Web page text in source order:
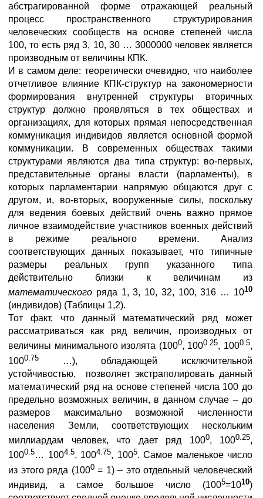
абстрагированной форме отражающей реальный
процесс пространственного структурирования
человеческих сообществ на основе степеней числа
100, то есть ряд 3, 10, 30 … 3000000 человек является
производным от величины КПК.
И в самом деле: теоретически очевидно, что наиболее
отчетливое влияние КПК-структур на закономерности
формирования внутренней структуры вторичных
структур должно проявляться в тех обществах и
организациях, для которых прямая непосредственная
коммуникация индивидов является основной формой
коммуникации. В современных обществах такими
структурами являются два типа структур: во-первых,
представительные органы власти (парламенты), в
которых парламентарии напрямую общаются друг с
другом, и, во-вторых, вооруженные силы, поскольку
для ведения боевых действий очень важно прямое
личное взаимодействие участников военных действий
в режиме реального времени. Анализ
соответствующих данных показывает, что типичные
размеры реальных групп указанного типа
действительно близки к величинам из
математического ряда 1, 3, 10, 32, 100, 316 … 1010
(индивидов) (Таблицы 1,2).
Тот факт, что данный математический ряд может
рассматриваться как ряд величин, производных от
величины минимального изолята (1000, 1000.25, 1000.5,
1000.75 …), обладающей исключительной
устойчивостью, позволяет экстраполировать данный
математический ряд на основе степеней числа 100 до
предельно возможных величин, в данном случае – до
размеров максимально возможной численности
населения Земли, соответствующих нескольким
миллиардам человек, что дает ряд 1000, 1000.25,
1000.5… 1004.5, 1004.75, 1005. Самое маленькое число
из этого ряда (1000= 1) – это отдельный человеческий
индивид, а самое большое число (1005=1010)